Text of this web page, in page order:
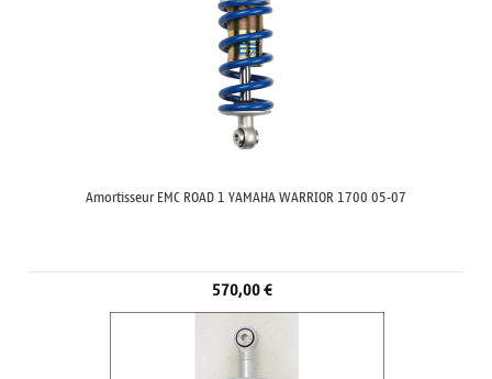
Amortisseur EMC ROAD 1 YAMAHA WARRIOR 1700 05-07
570,00 €